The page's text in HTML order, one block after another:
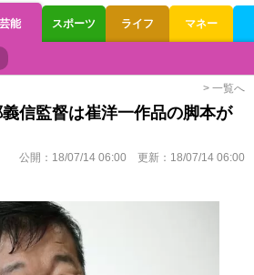
芸能 スポーツ ライフ マネー
トレース
> 一覧へ
義信監督は崔洋一作品の脚本が
公開： 18/07/14 06:00 更新： 18/07/14 06:00